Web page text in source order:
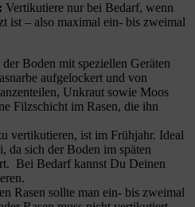
Vertikutiere nur bei Bedarf, wenn
ist – also maximal ein- bis zweimal
Boden mit speziellen Geräten
aufgelockert und von
Unkraut sowie Moos
Filzschicht im Rasen, die ihn
vertikutieren, ist im Frühjahr. Ideal
da sich der Boden im späten
Bei Bedarf kannst Du Deinen
Rasen sollte man ein- bis zweimal